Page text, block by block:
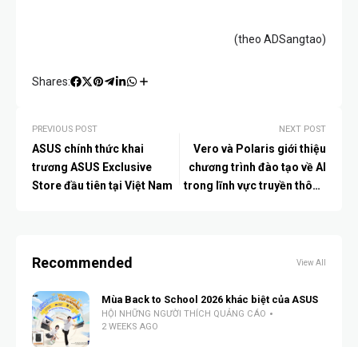
(theo ADSangtao)
Shares:
PREVIOUS POST
ASUS chính thức khai
trương ASUS Exclusive
Store đầu tiên tại Việt Nam
NEXT POST
Vero và Polaris giới thiệu
chương trình đào tạo về AI
trong lĩnh vực truyền thông
Recommended View All
Mùa Back to School 2026 khác biệt của ASUS
HỘI NHỮNG NGƯỜI THÍCH QUẢNG CÁO
2 WEEKS AGO